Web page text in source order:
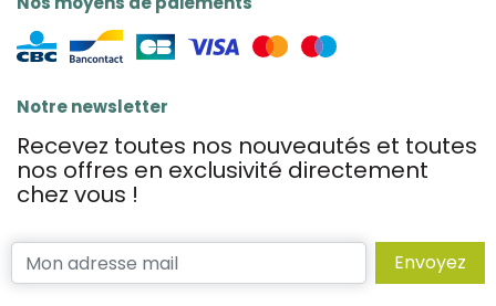
Notre newsletter
Recevez toutes nos nouveautés et toutes
nos offres en exclusivité directement
chez vous !
Envoyez